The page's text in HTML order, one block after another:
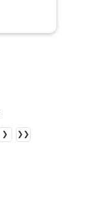
❯ ❯❯